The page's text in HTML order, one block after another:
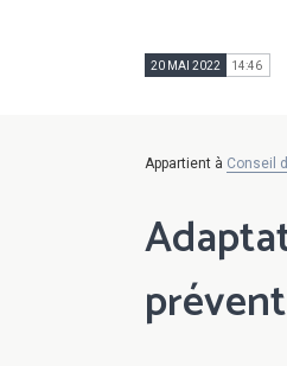
20 MAI 2022 14:46
Appartient à Conseil